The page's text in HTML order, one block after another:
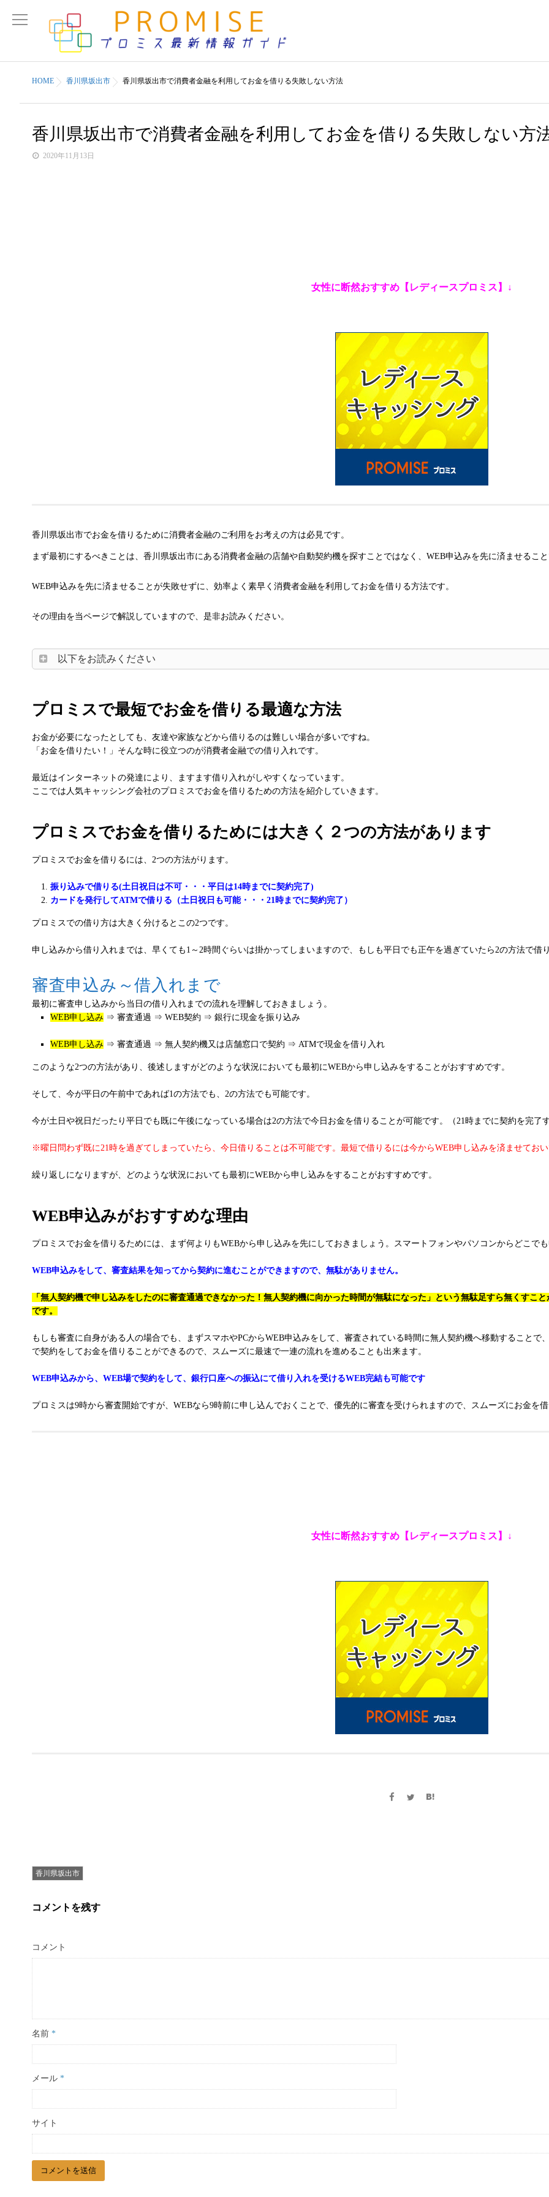
HOME 香川県坂出市 香川県坂出市で消費者金融を利用してお金を借りる失敗しない方法
香川県坂出市で消費者金融を利用してお金を借りる失敗しない方
2020年11月13日
女性に断然おすすめ【レディースプロミス】↓
香川県坂出市でお金を借りるために消費者金融のご利用をお考えの方は必見です。
まず最初にするべきことは、香川県坂出市にある消費者金融の店舗や自動契約機を探すことではなく、WEB申込みを先に済ませるこ
WEB申込みを先に済ませることが失敗せずに、効率よく素早く消費者金融を利用してお金を借りる方法です。
その理由を当ページで解説していますので、是非お読みください。
以下をお読みください
プロミスで最短でお金を借りる最適な方法
お金が必要になったとしても、友達や家族などから借りるのは難しい場合が多いですね。
「お金を借りたい！」そんな時に役立つのが消費者金融での借り入れです。
最近はインターネットの発達により、ますます借り入れがしやすくなっています。
ここでは人気キャッシング会社のプロミスでお金を借りるための方法を紹介していきます。
プロミスでお金を借りるためには大きく２つの方法があります
プロミスでお金を借りるには、2つの方法がります。
振り込みで借りる(土日祝日は不可・・・平日は14時までに契約完了)
カードを発行してATMで借りる（土日祝日も可能・・・21時までに契約完了）
プロミスでの借り方は大きく分けるとこの2つです。
申し込みから借り入れまでは、早くても1～2時間ぐらいは掛かってしまいますので、もしも平日でも正午を過ぎていたら2の方法で借
審査申込み～借入れまで
最初に審査申し込みから当日の借り入れまでの流れを理解しておきましょう。
WEB申し込み ⇒ 審査通過 ⇒ WEB契約 ⇒ 銀行に現金を振り込み
WEB申し込み ⇒ 審査通過 ⇒ 無人契約機又は店舗窓口で契約 ⇒ ATMで現金を借り入れ
このような2つの方法があり、後述しますがどのような状況においても最初にWEBから申し込みをすることがおすすめです。
そして、今が平日の午前中であれば1の方法でも、2の方法でも可能です。
今が土日や祝日だったり平日でも既に午後になっている場合は2の方法で今日お金を借りることが可能です。（21時までに契約を完了
※曜日問わず既に21時を過ぎてしまっていたら、今日借りることは不可能です。最短で借りるには今からWEB申し込みを済ませてお
繰り返しになりますが、どのような状況においても最初にWEBから申し込みをすることがおすすめです。
WEB申込みがおすすめな理由
プロミスでお金を借りるためには、まず何よりもWEBから申し込みを先にしておきましょう。スマートフォンやパソコンからどこで
WEB申込みをして、審査結果を知ってから契約に進むことができますので、無駄がありません。
「無人契約機で申し込みをしたのに審査通過できなかった！無人契約機に向かった時間が無駄になった」という無駄足すら無くすこ
です。
もしも審査に自身がある人の場合でも、まずスマホやPCからWEB申込みをして、審査されている時間に無人契約機へ移動すること
で契約をしてお金を借りることができるので、スムーズに最速で一連の流れを進めることも出来ます。
WEB申込みから、WEB場で契約をして、銀行口座への振込にて借り入れを受けるWEB完結も可能です
プロミスは9時から審査開始ですが、WEBなら9時前に申し込んでおくことで、優先的に審査を受けられますので、スムーズにお金を
女性に断然おすすめ【レディースプロミス】↓
香川県坂出市
コメントを残す
コメント
名前 *
メール *
サイト